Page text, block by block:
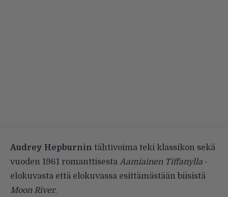
Audrey Hepburnin tähtivoima teki klassikon sekä
vuoden 1961 romanttisesta Aamiainen Tiffanylla -
elokuvasta että elokuvassa esittämästään biisistä
Moon River.